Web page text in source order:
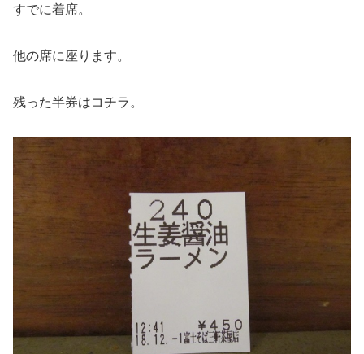
すでに着席。
他の席に座ります。
残った半券はコチラ。